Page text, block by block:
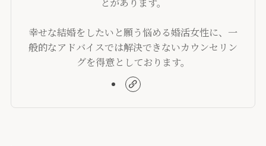
幸せな結婚をしたいと願う悩める婚活女性に、一
般的なアドバイスでは解決できないカウンセリン
グを得意としております。